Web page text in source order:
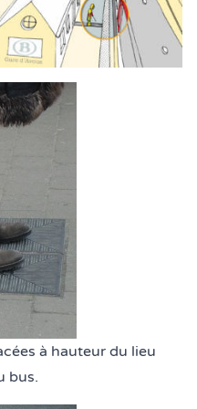
à hauteur du lieu
bus.